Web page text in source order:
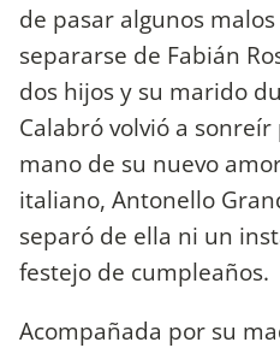
de pasar algunos
separarse de Fabián
dos hijos y su marido
Calabró volvió a
mano de su nuevo
italiano, Antonello
separó de ella ni un
festejo de cumpleaños.
Acompañada por su